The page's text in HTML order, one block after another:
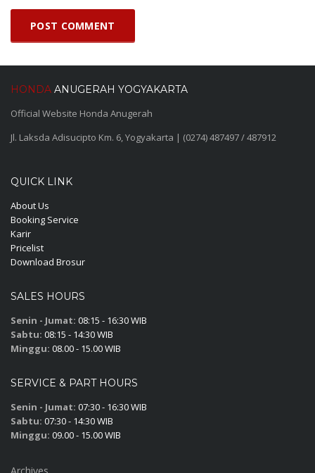
HONDA ANUGERAH YOGYAKARTA
Official Website Honda Anugerah
Jl. Laksda Adisucipto Km. 6, Yogyakarta | (0274) 487497 / 487912
QUICK LINK
About Us
Booking Service
Karir
Pricelist
Download Brosur
SALES HOURS
Senin - Jumat: 08:15 - 16:30 WIB
Sabtu: 08:15 - 14:30 WIB
Minggu: 08.00 - 15.00 WIB
SERVICE & PART HOURS
Senin - Jumat: 07:30 - 16:30 WIB
Sabtu: 07:30 - 14:30 WIB
Minggu: 09.00 - 15.00 WIB